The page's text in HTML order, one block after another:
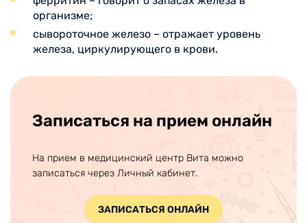
организме;
сывороточное железо – отражает уровень
железа, циркулирующего в крови.
Записаться на прием онлайн
На прием в медицинский центр Вита можно
записаться через Личный кабинет.
ЗАПИСАТЬСЯ ОНЛАЙН